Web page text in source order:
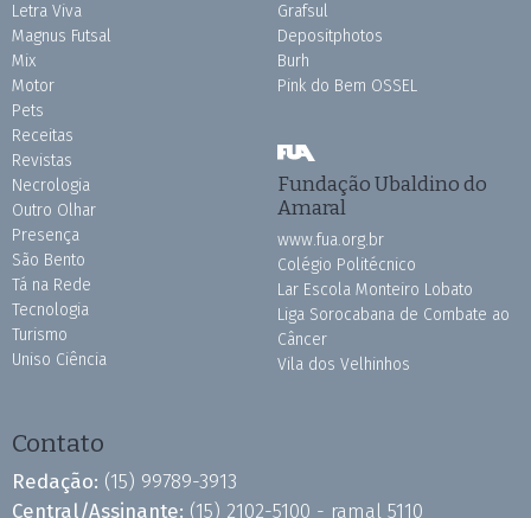
Letra Viva
Magnus Futsal
Mix
Motor
Pets
Receitas
Revistas
Necrologia
Outro Olhar
Presença
São Bento
Tá na Rede
Tecnologia
Turismo
Uniso Ciência
Grafsul
Depositphotos
Burh
Pink do Bem OSSEL
Fundação Ubaldino do
Amaral
www.fua.org.br
Colégio Politécnico
Lar Escola Monteiro Lobato
Liga Sorocabana de Combate ao
Câncer
Vila dos Velhinhos
Contato
Redação: (15) 99789-3913
Central/Assinante: (15) 2102-5100 - ramal 5110